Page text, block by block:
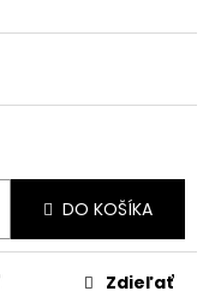
DO KOŠÍKA
Zdieľať